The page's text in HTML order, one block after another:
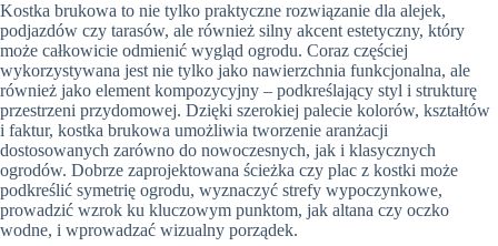
Kostka brukowa to nie tylko praktyczne rozwiązanie dla alejek,
podjazdów czy tarasów, ale również silny akcent estetyczny, który
może całkowicie odmienić wygląd ogrodu. Coraz częściej
wykorzystywana jest nie tylko jako nawierzchnia funkcjonalna, ale
również jako element kompozycyjny – podkreślający styl i strukturę
przestrzeni przydomowej. Dzięki szerokiej palecie kolorów, kształtów
i faktur, kostka brukowa umożliwia tworzenie aranżacji
dostosowanych zarówno do nowoczesnych, jak i klasycznych
ogrodów. Dobrze zaprojektowana ścieżka czy plac z kostki może
podkreślić symetrię ogrodu, wyznaczyć strefy wypoczynkowe,
prowadzić wzrok ku kluczowym punktom, jak altana czy oczko
wodne, i wprowadzać wizualny porządek.